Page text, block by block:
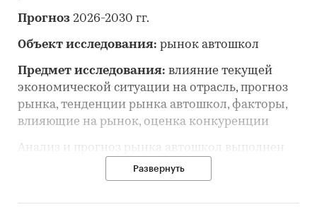
Прогноз 2026-2030 гг.
Объект исследования: рынок автошкол
Предмет исследования: влияние текущей
экономической ситуации на отрасль, прогноз
рынка, тенденции рынка автошкол, факторы,
влияющие на рынок, оценка конкуренции
Анализ и прогноз рынка автошкол выполнен
по рынку в целом, без выделения его
сегментов или изучения отдельных его
Развернуть